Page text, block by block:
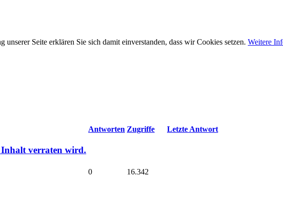
Seite erklären Sie sich damit einverstanden, dass wir Cookies setzen. Weitere
Antworten Zugriffe Letzte Antwort
Inhalt verraten wird.
0 16.342